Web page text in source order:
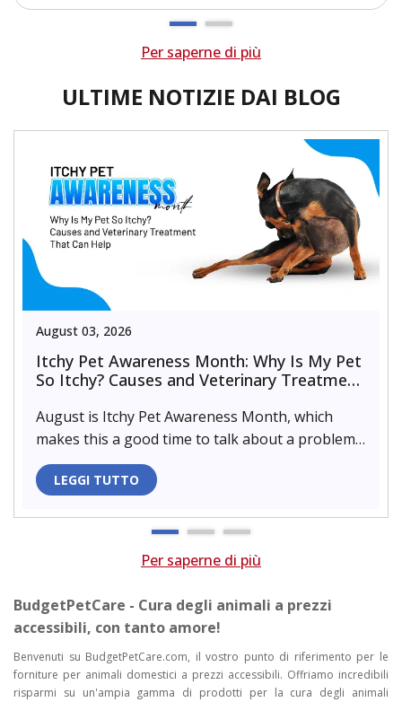
Per saperne di più
ULTIME NOTIZIE DAI BLOG
August 03, 2026
Itchy Pet Awareness Month: Why Is My Pet
So Itchy? Causes and Veterinary Treatment
August is Itchy Pet Awareness Month, which
makes this a good time to talk about a problem
almost every pet parent de..
LEGGI TUTTO
Per saperne di più
BudgetPetCare - Cura degli animali a prezzi
accessibili, con tanto amore!
Benvenuti su BudgetPetCare.com, il vostro punto di riferimento per le
forniture per animali domestici a prezzi accessibili. Offriamo incredibili
risparmi su un'ampia gamma di prodotti per la cura degli animali